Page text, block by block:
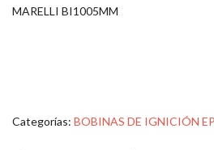
MARELLI BI1005MM
Categorías: BOBINAS DE IGNICIÓN